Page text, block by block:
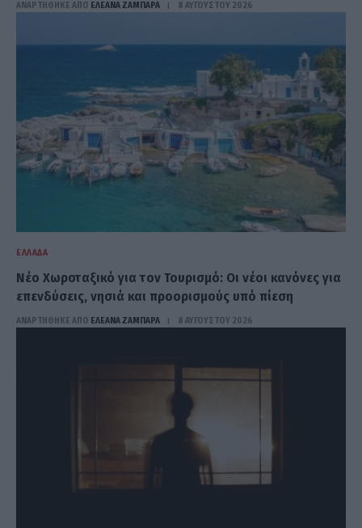
ΑΝΑΡΤΗΘΗΚΕ ΑΠΟ ΕΛΕΑΝΑ ΖΑΜΠΑΡΑ 8 ΑΥΓΟΎΣΤΟΥ 2026
ΕΛΛΆΔΑ
Νέο Χωροταξικό για τον Τουρισμό: Οι νέοι κανόνες για
επενδύσεις, νησιά και προορισμούς υπό πίεση
ΑΝΑΡΤΗΘΗΚΕ ΑΠΟ ΕΛΕΑΝΑ ΖΑΜΠΑΡΑ 8 ΑΥΓΟΎΣΤΟΥ 2026